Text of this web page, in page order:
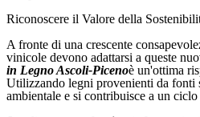
Riconoscere il Valore della
A fronte di una crescente
vinicole devono adattarsi a queste
in Legno Ascoli-Picenoè un'ottima
Utilizzando legni provenienti da fonti
ambientale e si contribuisce a un